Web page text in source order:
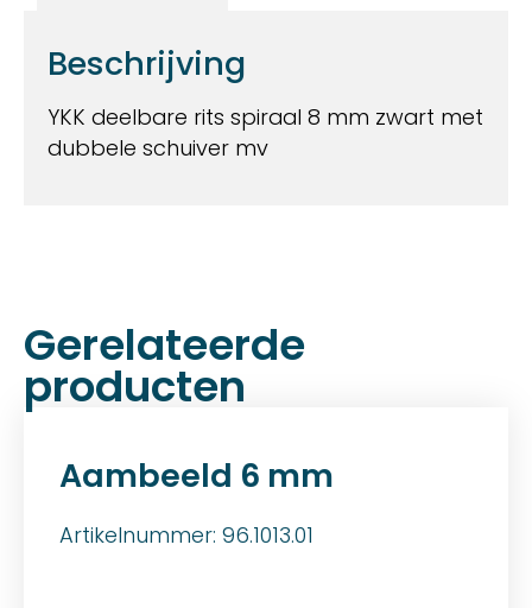
Beschrijving
YKK deelbare rits spiraal 8 mm zwart met
dubbele schuiver mv
Gerelateerde
producten
Aambeeld 6 mm
Artikelnummer: 96.1013.01